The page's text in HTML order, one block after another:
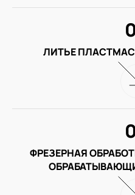
ЛИТЬЕ
ФРЕЗЕРНАЯ